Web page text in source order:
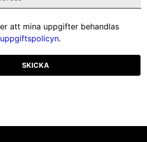
att mina uppgifter behandlas
.
SKICKA